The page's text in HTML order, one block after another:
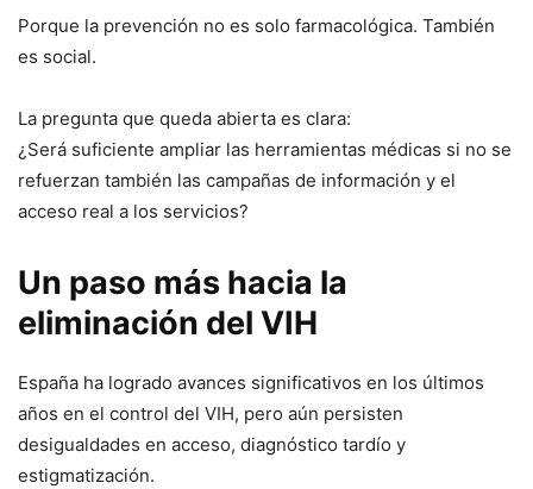
Porque la prevención no es solo farmacológica. También
es social.
La pregunta que queda abierta es clara:
¿Será suficiente ampliar las herramientas médicas si no se
refuerzan también las campañas de información y el
acceso real a los servicios?
Un paso más hacia la
eliminación del VIH
España ha logrado avances significativos en los últimos
años en el control del VIH, pero aún persisten
desigualdades en acceso, diagnóstico tardío y
estigmatización.